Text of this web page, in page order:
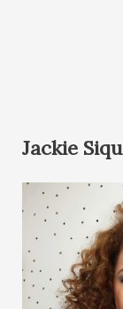
Jackie